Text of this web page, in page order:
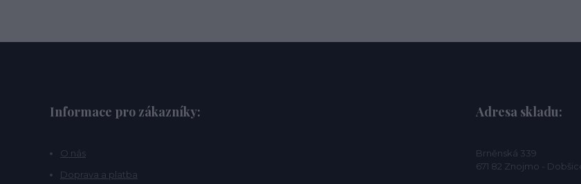
Informace pro zákazníky:
O nás
Doprava a platba
Adresa skladu:
Brněnská 339
671 82 Znojmo -